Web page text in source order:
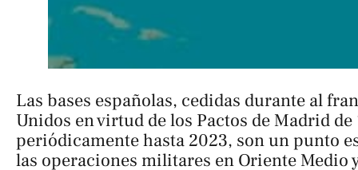
Las bases españolas, cedidas durante al
Unidos en virtud de los Pactos de Madrid de
periódicamente hasta 2023, son un punto
las operaciones militares en Oriente Medio